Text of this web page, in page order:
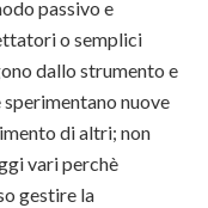
passivo e
o semplici
dallo strumento e
nuove
di altri; non
vari perchè
gestire la